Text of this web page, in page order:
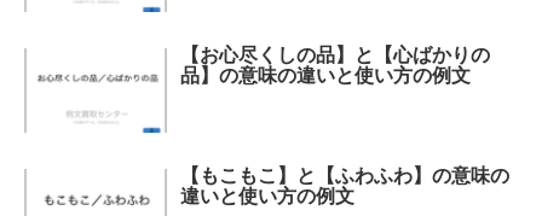
【お心尽くしの品】と【心ばかりの
品】の意味の違いと使い方の例文
【もこもこ】と【ふわふわ】の意味の
違いと使い方の例文